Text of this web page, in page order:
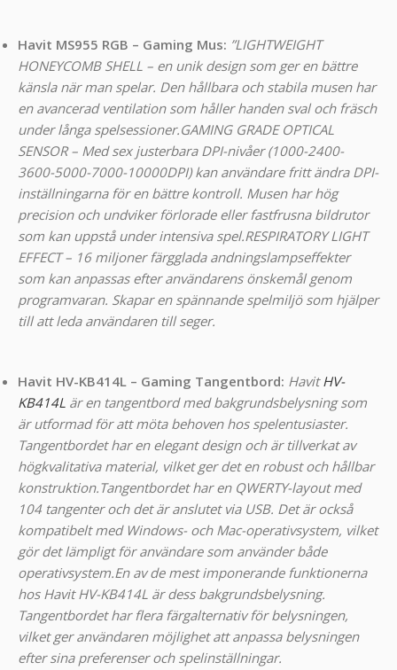
Havit MS955 RGB – Gaming Mus: ”LIGHTWEIGHT
HONEYCOMB SHELL – en unik design som ger en bättre
känsla när man spelar. Den hållbara och stabila musen har
en avancerad ventilation som håller handen sval och fräsch
under långa spelsessioner.GAMING GRADE OPTICAL
SENSOR – Med sex justerbara DPI-nivåer (1000-2400-
3600-5000-7000-10000DPI) kan användare fritt ändra DPI-
inställningarna för en bättre kontroll. Musen har hög
precision och undviker förlorade eller fastfrusna bildrutor
som kan uppstå under intensiva spel.RESPIRATORY LIGHT
EFFECT – 16 miljoner färgglada andningslampseffekter
som kan anpassas efter användarens önskemål genom
programvaran. Skapar en spännande spelmiljö som hjälper
till att leda användaren till seger.
Havit HV-KB414L – Gaming Tangentbord: HavitHV-
KB414L är en tangentbord med bakgrundsbelysning som
är utformad för att möta behoven hos spelentusiaster.
Tangentbordet har en elegant design och är tillverkat av
högkvalitativa material, vilket ger det en robust och hållbar
konstruktion.Tangentbordet har en QWERTY-layout med
104 tangenter och det är anslutet via USB. Det är också
kompatibelt med Windows- och Mac-operativsystem, vilket
gör det lämpligt för användare som använder både
operativsystem.En av de mest imponerande funktionerna
hos Havit HV-KB414L är dess bakgrundsbelysning.
Tangentbordet har flera färgalternativ för belysningen,
vilket ger användaren möjlighet att anpassa belysningen
efter sina preferenser och spelinställningar.